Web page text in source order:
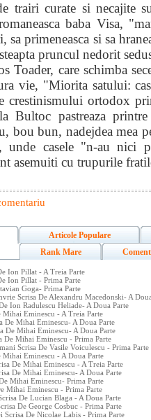
trairi curate si necajite
baba Visa,
sa primeneasca si sa
pruncul nedorit
Toader, care schimba
vie, "Miorita satului:
crestinismului ortodox
Bultoc pastreaza
bou bun, nadejdea mea
unde casele "n-au nici
asemuiti cu trupurile
Articole Populare
Rank Mare
Ion Pillat - A Treia Parte
Ion Pillat - Prima Parte
Goga- Prima Parte
Scrisa De Alexandru Macedonski- A
Ion Radulescu Heliade- A Doua Parte
Eminescu - A Treia Parte
De Mihai Eminescu- A Doua Parte
De Mihai Eminescu- A Doua Parte
De Mihai Eminescu - Prima Parte
Scrisa De Vasile Voiculescu - Prima Parte
Eminescu - A Doua Parte
De Mihai Eminescu - A Treia Parte
De Mihai Eminescu- A Doua Parte
Mihai Eminescu- Prima Parte
Mihai Eminescu - Prima Parte
De Lucian Blaga - A Doua Parte
De George Cosbuc - Prima Parte
De Nicolae Labis - Prima Parte